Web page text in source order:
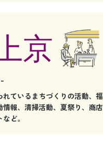
れているまちづくりの活動、福
情報、清掃活動、夏祭り、商店
ど。